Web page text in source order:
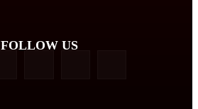
FOLLOW US